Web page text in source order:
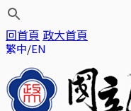
回首頁 政大首頁
繁中 EN